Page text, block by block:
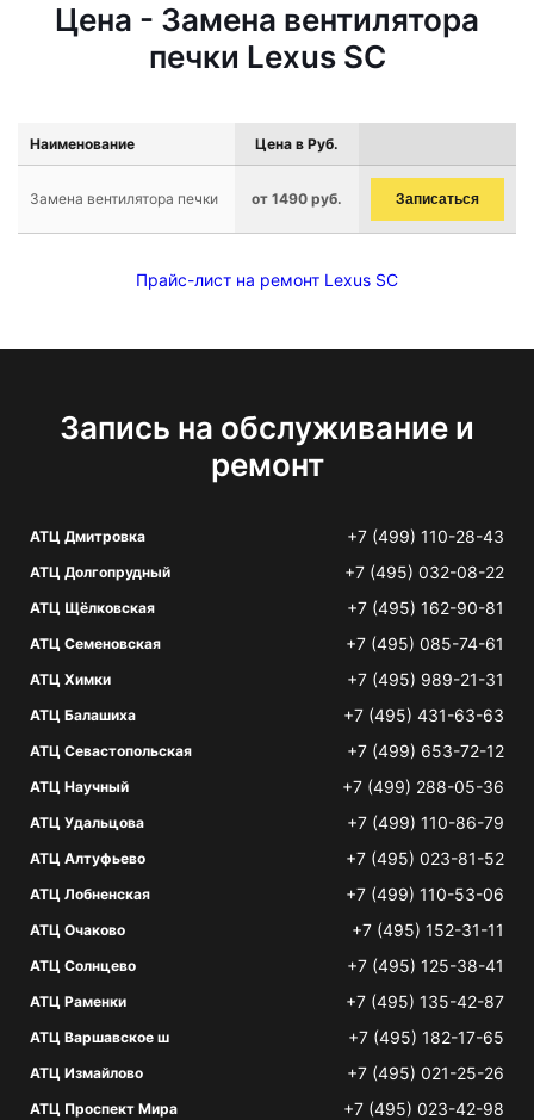
Цена - Замена вентилятора
печки Lexus SC
Наименование Цена в Руб.
Замена вентилятора печки от 1490 руб. Записаться
Прайс-лист на ремонт Lexus SC
Запись на обслуживание и
ремонт
АТЦ Дмитровка +7 (499) 110-28-43
АТЦ Долгопрудный +7 (495) 032-08-22
АТЦ Щёлковская +7 (495) 162-90-81
АТЦ Семеновская +7 (495) 085-74-61
АТЦ Химки +7 (495) 989-21-31
АТЦ Балашиха +7 (495) 431-63-63
АТЦ Севастопольская +7 (499) 653-72-12
АТЦ Научный +7 (499) 288-05-36
АТЦ Удальцова +7 (499) 110-86-79
АТЦ Алтуфьево +7 (495) 023-81-52
АТЦ Лобненская +7 (499) 110-53-06
АТЦ Очаково +7 (495) 152-31-11
АТЦ Солнцево +7 (495) 125-38-41
АТЦ Раменки +7 (495) 135-42-87
АТЦ Варшавское ш +7 (495) 182-17-65
АТЦ Измайлово +7 (495) 021-25-26
АТЦ Проспект Мира +7 (495) 023-42-98